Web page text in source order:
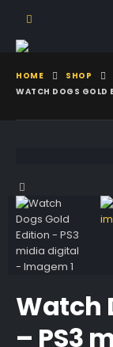
HOME SHOP
WATCH DOGS GOLD
Watch
– PS3